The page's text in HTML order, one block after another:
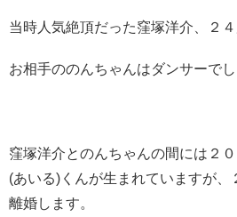
当時人気絶頂だった窪塚洋介、２４
お相手ののんちゃんはダンサーでし
窪塚洋介とのんちゃんの間には２
(あいる)くんが生まれていますが、
離婚します。